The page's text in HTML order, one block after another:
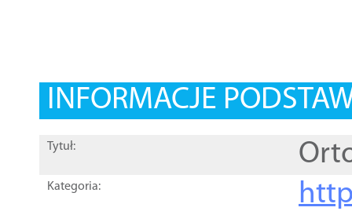
INFORMACJE
Tytuł:
Kategoria: